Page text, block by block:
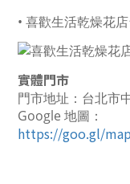
• 喜歡生活乾燥花
實體門市
門市地址：台北市
Google 地圖：
https://goo.gl/